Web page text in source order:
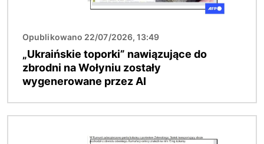
Opublikowano 22/07/2026, 13:49
„Ukraińskie toporki” nawiązujące do
zbrodni na Wołyniu zostały
wygenerowane przez AI